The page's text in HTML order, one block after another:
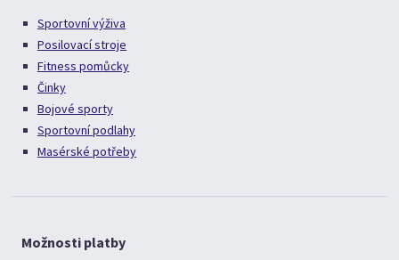
Sportovní výživa
Posilovací stroje
Fitness pomůcky
Činky
Bojové sporty
Sportovní podlahy
Masérské potřeby
Možnosti platby